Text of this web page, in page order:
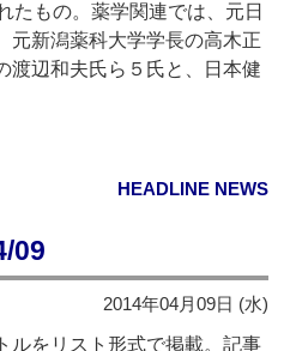
たもの。薬学関連では、元日
元新潟薬科大学学長の高木正
渡辺和夫氏ら５氏と、日本健
HEADLINE NEWS
09
2014年04月09日 (水)
をリスト形式で掲載。記事